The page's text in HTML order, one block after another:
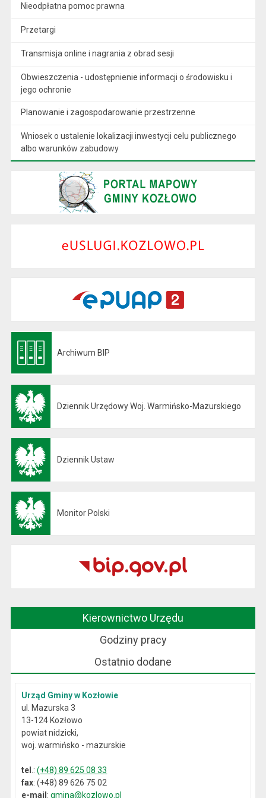
Nieodpłatna pomoc prawna
Przetargi
Transmisja online i nagrania z obrad sesji
Obwieszczenia - udostępnienie informacji o środowisku i
jego ochronie
Planowanie i zagospodarowanie przestrzenne
Wniosek o ustalenie lokalizacji inwestycji celu publicznego
albo warunków zabudowy
Archiwum BIP
Dziennik Urzędowy Woj. Warmińsko-Mazurskiego
Dziennik Ustaw
Monitor Polski
Kierownictwo Urzędu
Godziny pracy
Ostatnio dodane
Urząd Gminy w Kozłowie
ul. Mazurska 3
13-124 Kozłowo
powiat nidzicki,
woj. warmińsko - mazurskie
tel .:(+48) 89 625 08 33
fax: (+48) 89 626 75 02
e-mail:gmina@kozlowo.pl